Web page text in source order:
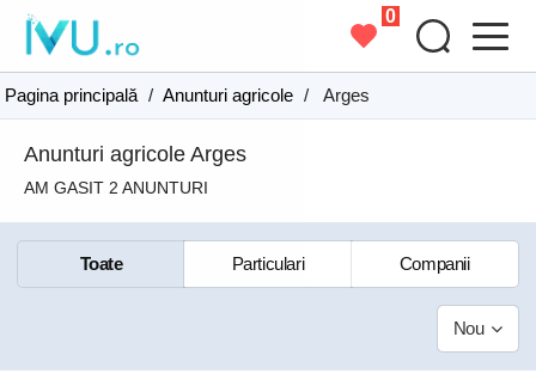
0
Pagina principală / Anunturi agricole / Arges
Anunturi agricole Arges
AM GASIT 2 ANUNTURI
Toate Particulari Companii
Nou